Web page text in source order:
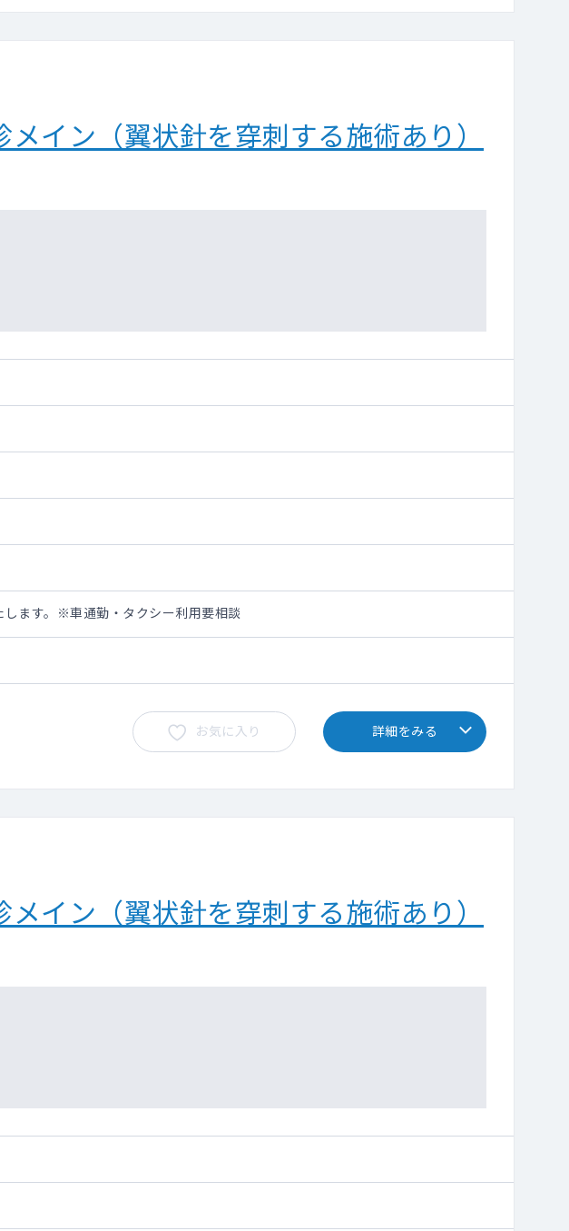
イン（翼状針を穿刺する施術あり）
ます。※車通勤・タクシー利用要相談
お気に入り 詳細をみる
イン（翼状針を穿刺する施術あり）